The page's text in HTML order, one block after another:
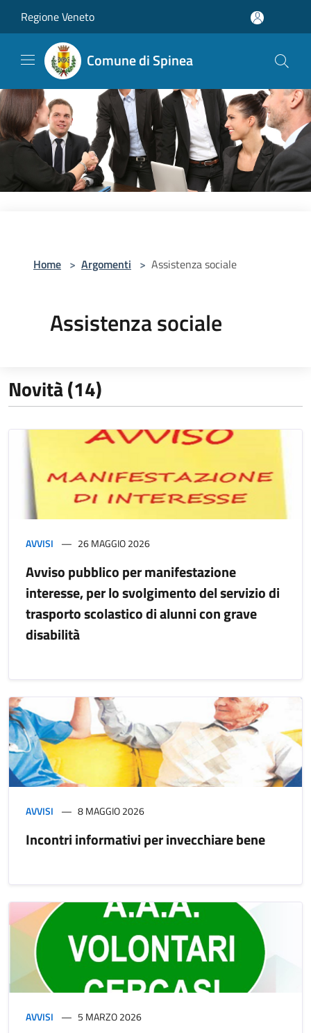
Regione Veneto
Comune di Spinea
Home > Argomenti > Assistenza sociale
Assistenza sociale
Novità (14)
AVVISI 26 MAGGIO 2026
Avviso pubblico per manifestazione
interesse, per lo svolgimento del servizio di
trasporto scolastico di alunni con grave
disabilità
AVVISI 8 MAGGIO 2026
Incontri informativi per invecchiare bene
AVVISI 5 MARZO 2026